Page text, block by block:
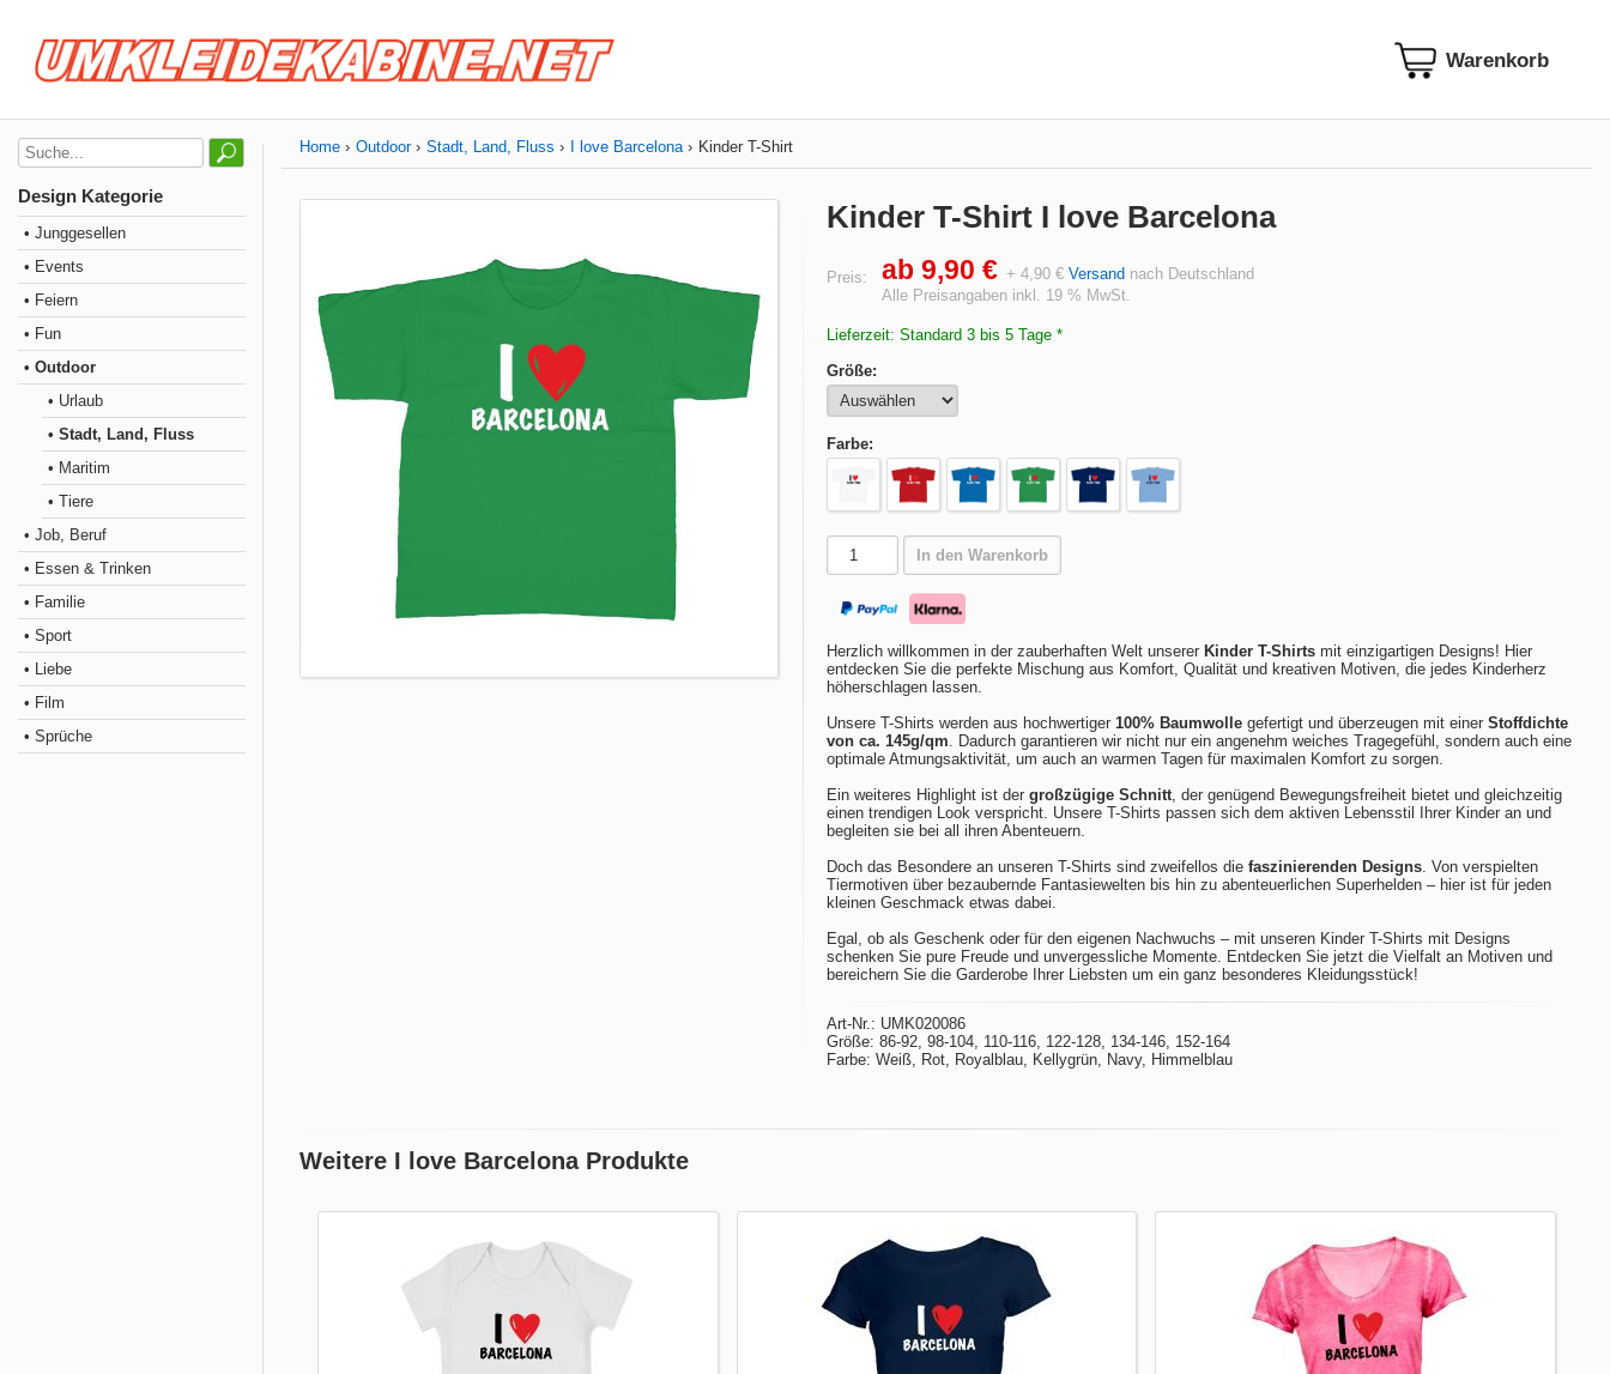
Design Kategorie
• Junggesellen
• Events
• Feiern
• Fun
• Outdoor
• Urlaub
• Stadt, Land, Fluss
• Maritim
• Tiere
• Job, Beruf
• Essen & Trinken
• Familie
• Sport
• Liebe
• Film
• Sprüche
Home Outdoor Stadt, Land, Fluss I love Barcelona Kinder T-Shirt
Kinder T-Shirt I love Barcelona
Preis: ab 9,90 € + 4,90 € Versand nach Deutschland
Alle Preisangaben inkl. 19 % MwSt.
Lieferzeit: Standard 3 bis 5 Tage *
Größe:
Farbe:
In den Warenkorb
Herzlich willkommen in der zauberhaften Welt unserer Kinder T-Shirts mit einzigartigen Designs! Hier
entdecken Sie die perfekte Mischung aus Komfort, Qualität und kreativen Motiven, die jedes Kinderherz
höherschlagen lassen.
Unsere T-Shirts werden aus hochwertiger 100% Baumwolle gefertigt und überzeugen mit einer Stoffdichte
von ca. 145g/qm . Dadurch garantieren wir nicht nur ein angenehm weiches Tragegefühl, sondern auch eine
optimale Atmungsaktivität, um auch an warmen Tagen für maximalen Komfort zu sorgen.
Ein weiteres Highlight ist der großzügige Schnitt , der genügend Bewegungsfreiheit bietet und gleichzeitig
einen trendigen Look verspricht. Unsere T-Shirts passen sich dem aktiven Lebensstil Ihrer Kinder an und
begleiten sie bei all ihren Abenteuern.
Doch das Besondere an unseren T-Shirts sind zweifellos die faszinierenden Designs . Von verspielten
Tiermotiven über bezaubernde Fantasiewelten bis hin zu abenteuerlichen Superhelden – hier ist für jeden
kleinen Geschmack etwas dabei.
Egal, ob als Geschenk oder für den eigenen Nachwuchs – mit unseren Kinder T-Shirts mit Designs
schenken Sie pure Freude und unvergessliche Momente. Entdecken Sie jetzt die Vielfalt an Motiven und
bereichern Sie die Garderobe Ihrer Liebsten um ein ganz besonderes Kleidungsstück!
Art-Nr.: UMK020086
Größe: 86-92, 98-104, 110-116, 122-128, 134-146, 152-164
Farbe: Weiß, Rot, Royalblau, Kellygrün, Navy, Himmelblau
Weitere I love Barcelona Produkte